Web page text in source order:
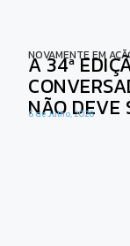
NOVAMENTE EM
A 34ª
NÃO DEVE
6 de Julho, 2026